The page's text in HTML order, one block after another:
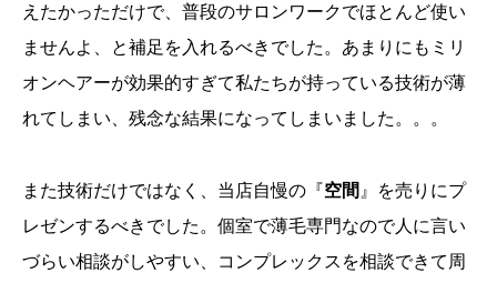
えたかっただけで、普段のサロンワークでほとんど使い
ませんよ、と補足を入れるべきでした。あまりにもミリ
オンヘアーが効果的すぎて私たちが持っている技術が薄
れてしまい、残念な結果になってしまいました。。。
また技術だけではなく、当店自慢の『空間』を売りにプ
レゼンするべきでした。個室で薄毛専門なので人に言い
づらい相談がしやすい、コンプレックスを相談できて周